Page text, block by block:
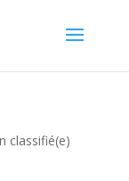
classifié(e)